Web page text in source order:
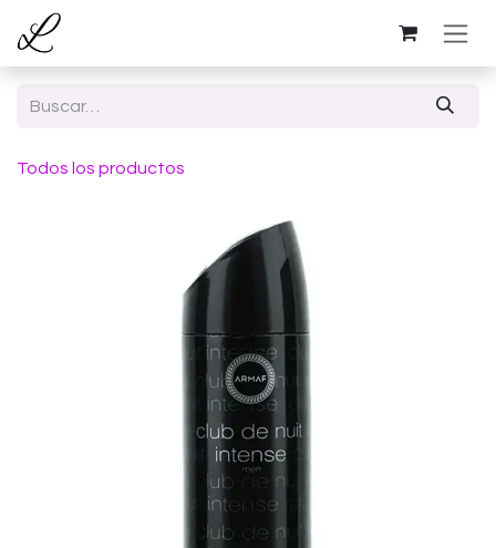
Ir al contenido
Todos los productos